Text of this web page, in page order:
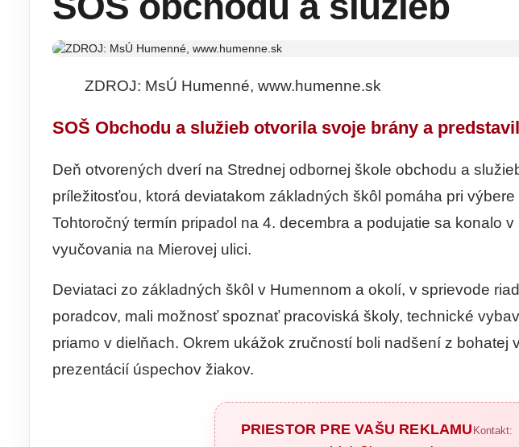
ZDROJ: MsÚ Humenné, www.humenne.sk
SOŠ Obchodu a služieb otvorila svoje brány a
Deň otvorených dverí na Strednej odbornej škole obchodu a
príležitosťou, ktorá deviatakom základných škôl pomáha pri
Tohtoročný termín pripadol na 4. decembra a podujatie sa konalo
vyučovania na Mierovej ulici.
Deviataci zo základných škôl v Humennom a okolí, v sprievode
poradcov, mali možnosť spoznať pracoviská školy, technické
priamo v dielňach. Okrem ukážok zručností boli nadšení z bohatej
prezentácií úspechov žiakov.
PRIESTOR PRE VAŠU REKLAMU Kontakt: